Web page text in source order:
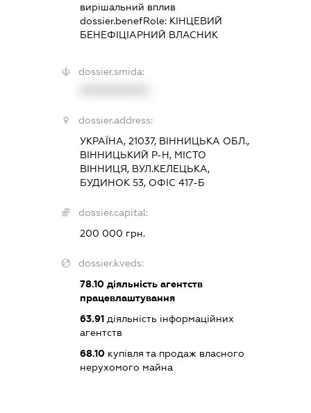
вирішальний вплив
dossier.benefRole: КІНЦЕВИЙ
БЕНЕФІЦІАРНИЙ ВЛАСНИК
dossier.smida:
dossier.address:
УКРАЇНА, 21037, ВІННИЦЬКА ОБЛ.,
ВІННИЦЬКИЙ Р-Н, МІСТО
ВІННИЦЯ, ВУЛ.КЕЛЕЦЬКА,
БУДИНОК 53, ОФІС 417-Б
dossier.capital:
200 000 грн.
dossier.kveds:
78.10діяльність агентств
працевлаштування
63.91діяльність інформаційних
агентств
68.10купівля та продаж власного
нерухомого майна